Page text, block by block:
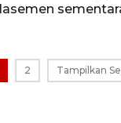
2 Tampilkan